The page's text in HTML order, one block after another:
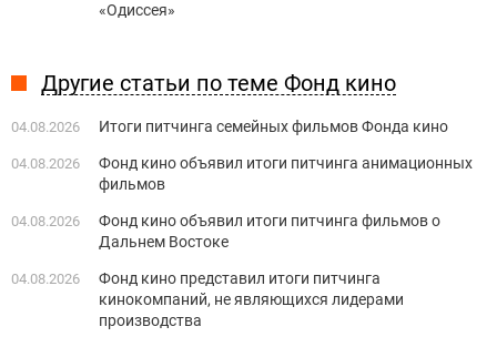
«Одиссея»
Другие статьи по теме Фонд кино
04.08.2026 Итоги питчинга семейных фильмов Фонда кино
04.08.2026
Фонд кино объявил итоги питчинга анимационных
фильмов
04.08.2026
Фонд кино объявил итоги питчинга фильмов о
Дальнем Востоке
04.08.2026
Фонд кино представил итоги питчинга
кинокомпаний, не являющихся лидерами
производства